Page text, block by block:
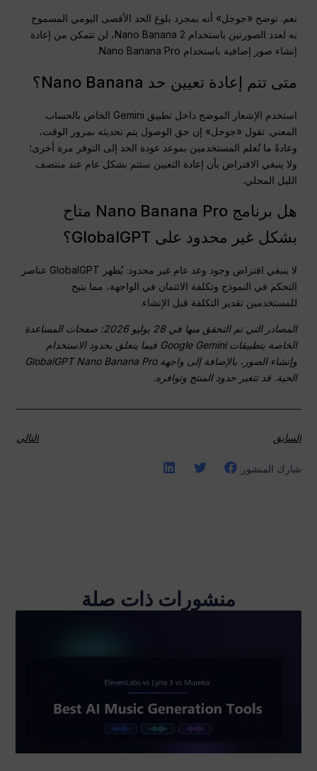
نعم. توضح «جوجل» أنه بمجرد بلوغ الحد الأقصى اليومي المسموح
به لعدد الصورتين باستخدام Nano Banana 2، لن تتمكن من إعادة
إنشاء صور إضافية باستخدام Nano Banana Pro.
متى تتم إعادة تعيين حد Nano Banana؟
استخدم الإشعار الموضح داخل تطبيق Gemini الخاص بالحساب
المعني. تقول «جوجل» إن حق الوصول يتم تحديثه بمرور الوقت،
وعادةً ما تُعلم المستخدمين بموعد عودة الحد إلى التوفر مرة أخرى؛
ولا ينبغي الافتراض بأن إعادة التعيين ستتم بشكل عام عند منتصف
الليل المحلي.
هل برنامج Nano Banana Pro متاح
بشكل غير محدود على GlobalGPT؟
لا ينبغي افتراض وجود وعد عام غير محدود. يُظهر GlobalGPT عناصر
التحكم في النموذج وتكلفة الائتمان في الواجهة، مما يتيح
للمستخدمين تقدير التكلفة قبل الإنشاء.
المصادر التي تم التحقق منها في 28 يوليو 2026: صفحات المساعدة
الخاصة بتطبيقات Google Gemini فيما يتعلق بحدود الاستخدام
وإنشاء الصور، بالإضافة إلى واجهة GlobalGPT Nano Banana Pro
الحية. قد تتغير حدود المنتج وتوافره.
السابق التالي
شارك المنشور:
منشورات ذات صلة